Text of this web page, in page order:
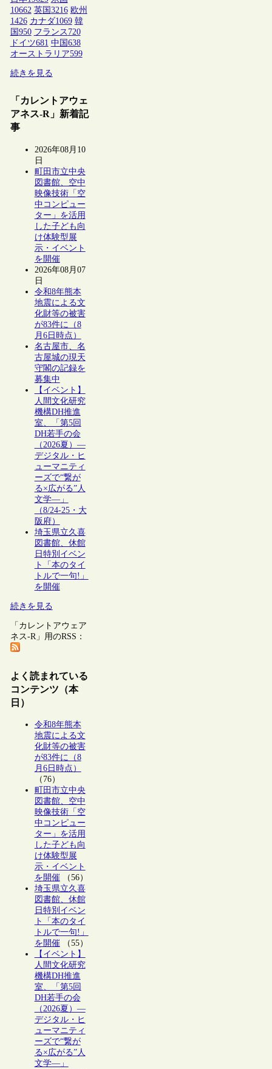
10662 英国 3216 欧州
1426 カナダ1069 韓
国 950 フランス 720
ドイツ681 中国 638
オーストラリア599
続きを見る
「カレントアウェ
アネス-R」新着記
事
2026年08月10
日
町田市立中央
図書館、空中
映像技術「空
中コンピュー
ター」を活用
した子ども向
け体験型展
示・イベント
を開催
2026年08月07
日
令和8年熊本
地震による文
化財等の被害
が83件に（8
月6日時点）
名古屋市、名
古屋城の現天
守閣の記録を
募集中
【イベント】
人間文化研究
機構DH推進
室、「第5回
DH若手の会
（2026夏）―
デジタル・ヒ
ューマニティ
ーズで“繋が
る×広がる”人
文学―」
（8/24-25・大
阪府）
埼玉県立久喜
図書館、休館
日特別イベン
ト「本のタイ
トルで一句!」
を開催
続きを見る
「カレントアウェア
ネス-R」用のRSS：
よく読まれている
コンテンツ（本
日）
令和8年熊本
地震による文
化財等の被害
が83件に（8
月6日時点）
（76）
町田市立中央
図書館、空中
映像技術「空
中コンピュー
ター」を活用
した子ども向
け体験型展
示・イベント
を開催（56）
埼玉県立久喜
図書館、休館
日特別イベン
ト「本のタイ
トルで一句!」
を開催（55）
【イベント】
人間文化研究
機構DH推進
室、「第5回
DH若手の会
（2026夏）―
デジタル・ヒ
ューマニティ
ーズで“繋が
る×広がる”人
文学―」